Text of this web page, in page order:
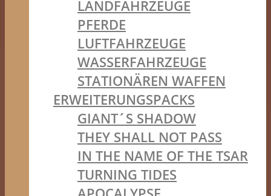
LANDFAHRZEUGE
PFERDE
LUFTFAHRZEUGE
WASSERFAHRZEUGE
STATIONÄREN WAFFEN
ERWEITERUNGSPACKS
GIANT´S SHADOW
THEY SHALL NOT PASS
IN THE NAME OF THE TSAR
TURNING TIDES